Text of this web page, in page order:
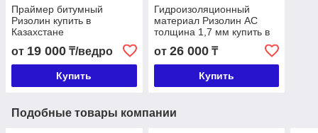
Праймер битумный
Ризолин купить в
Казахстане
от 19 000 ₸/ведро
Купить
Гидроизоляционный
материал Ризолин АС
толщина 1,7 мм купить в
от 26 000₸
Купить
Подобные товары компании